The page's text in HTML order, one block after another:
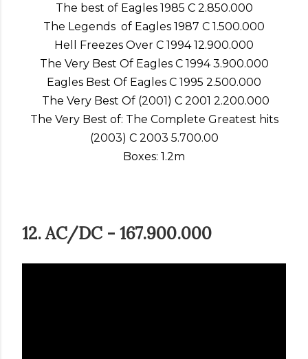
The best of Eagles 1985 C 2.850.000
The Legends of Eagles 1987 C 1.500.000
Hell Freezes Over C 1994 12.900.000
The Very Best Of Eagles C 1994 3.900.000
Eagles Best Of Eagles C 1995 2.500.000
The Very Best Of (2001) C 2001 2.200.000
The Very Best of: The Complete Greatest hits
(2003) C 2003 5.700.00
Boxes: 1.2m
12. AC/DC - 167.900.000